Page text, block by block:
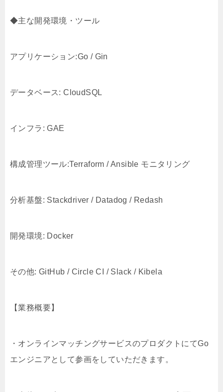
◆主な開発環境・ツール
アプリケーション:Go / Gin
データベース: CloudSQL
インフラ: GAE
構成管理ツール:Terraform / Ansible モニタリング
分析基盤: Stackdriver / Datadog / Redash
開発環境: Docker
その他: GitHub / Circle CI / Slack / Kibela
【業務概要】
・オンラインマッチングサービスのプロダクトにてGo
エンジニアとして参画をしていただきます。